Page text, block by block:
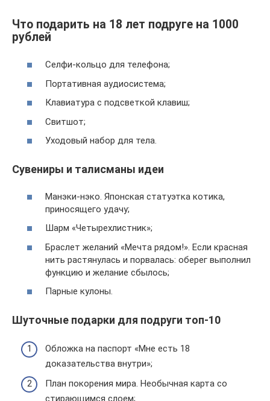
Что подарить на 18 лет подруге на 1000
рублей
Селфи-кольцо для телефона;
Портативная аудиосистема;
Клавиатура с подсветкой клавиш;
Свитшот;
Уходовый набор для тела.
Сувениры и талисманы идеи
Манэки-нэко. Японская статуэтка котика,
приносящего удачу;
Шарм «Четырехлистник»;
Браслет желаний «Мечта рядом!». Если красная
нить растянулась и порвалась: оберег выполнил
функцию и желание сбылось;
Парные кулоны.
Шуточные подарки для подруги топ-10
Обложка на паспорт «Мне есть 18
доказательства внутри»;
План покорения мира. Необычная карта со
стирающимся слоем;